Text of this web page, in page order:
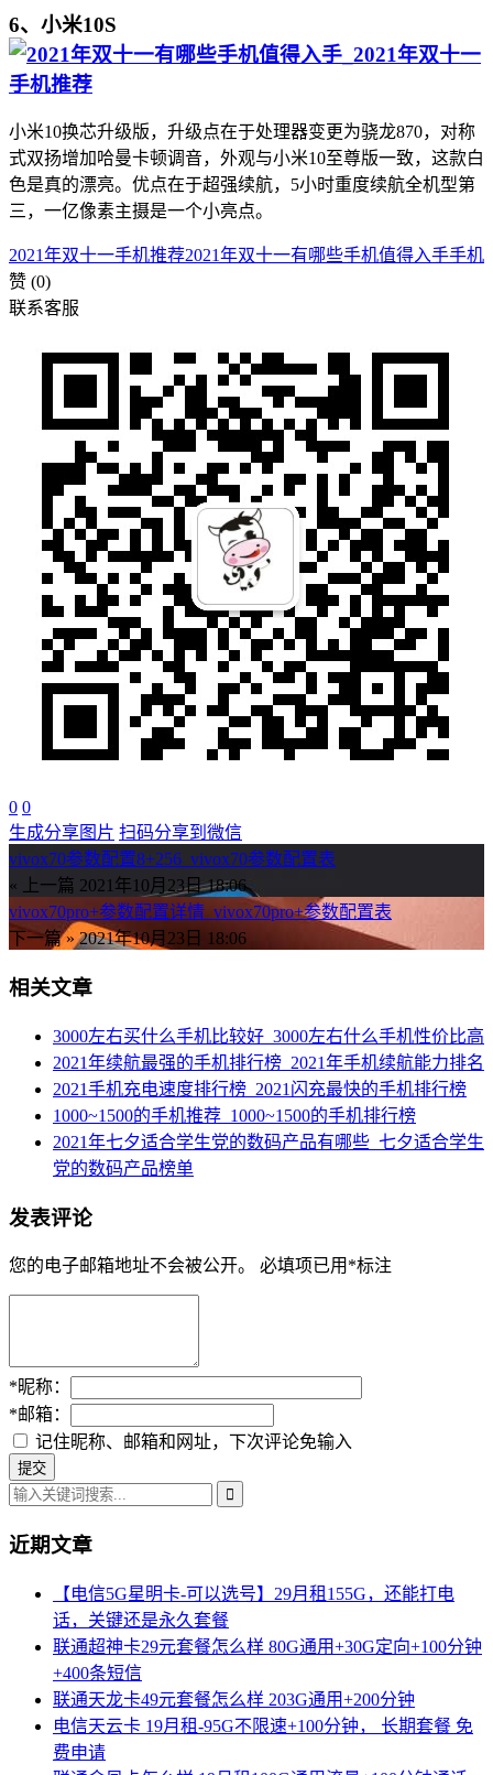
6、小米10S
小米10换芯升级版，升级点在于处理器变更为骁龙870，对称
式双扬增加哈曼卡顿调音，外观与小米10至尊版一致，这款白
色是真的漂亮。优点在于超强续航，5小时重度续航全机型第
三，一亿像素主摄是一个小亮点。
2021年双十一手机推荐2021年双十一有哪些手机值得入手手机
赞 (0)
联系客服
0 0
生成分享图片 扫码分享到微信
vivox70参数配置8+256_vivox70参数配置表
« 上一篇 2021年10月23日 18:06
vivox70pro+参数配置详情_vivox70pro+参数配置表
下一篇 » 2021年10月23日 18:06
相关文章
3000左右买什么手机比较好_3000左右什么手机性价比高
2021年续航最强的手机排行榜_2021年手机续航能力排名
2021手机充电速度排行榜_2021闪充最快的手机排行榜
1000~1500的手机推荐_1000~1500的手机排行榜
2021年七夕适合学生党的数码产品有哪些_七夕适合学生
党的数码产品榜单
发表评论
您的电子邮箱地址不会被公开。 必填项已用 *标注
*昵称：
*邮箱：
记住昵称、邮箱和网址，下次评论免输入
近期文章
【电信5G星明卡-可以选号】29月租155G，还能打电
话，关键还是永久套餐
联通超神卡29元套餐怎么样 80G通用+30G定向+100分钟
+400条短信
联通天龙卡49元套餐怎么样 203G通用+200分钟
电信天云卡 19月租-95G不限速+100分钟， 长期套餐 免
费申请